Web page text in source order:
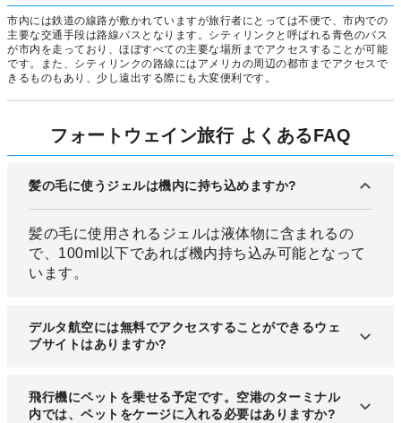
市内には鉄道の線路が敷かれていますが旅行者にとっては不便で、市内での
主要な交通手段は路線バスとなります。シティリンクと呼ばれる青色のバス
が市内を走っており、ほぼすべての主要な場所までアクセスすることが可能
です。また、シティリンクの路線にはアメリカの周辺の都市までアクセスで
きるものもあり、少し遠出する際にも大変便利です。
フォートウェイン旅行 よくあるFAQ
髪の毛に使うジェルは機内に持ち込めますか?
髪の毛に使用されるジェルは液体物に含まれるの
で、100ml以下であれば機内持ち込み可能となって
います。
デルタ航空には無料でアクセスすることができるウェ
ブサイトはありますか?
デルタ航空では、Fly Dateアプリとdelta.comに無
料でアクセスすることができます。
飛行機にペットを乗せる予定です。空港のターミナル
内では、ペットをケージに入れる必要はありますか?